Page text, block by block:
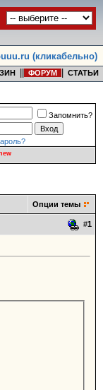
(кликабельно)
ФОРУМ СТАТЬИ
Запомнить?
Опции темы
#1